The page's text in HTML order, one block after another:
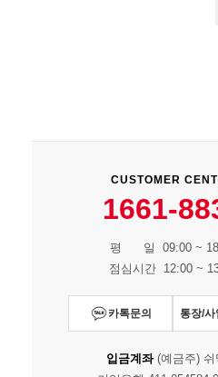
CUSTOMER
1661-
평 일 09:00 ~
점심시간 12:00 ~
카톡문의 통장/
입금계좌(예금주) 쉬